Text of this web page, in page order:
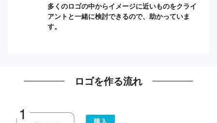
多くのロゴの中からイメージに近いものをクライ
アントと一緒に検討できるので、助かっていま
す。
ロゴを作る流れ